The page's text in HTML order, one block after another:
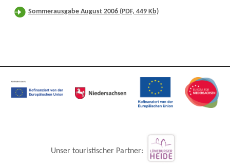
Sommerausgabe August 2006 (PDF, 449 Kb)
Unser touristischer Partner: